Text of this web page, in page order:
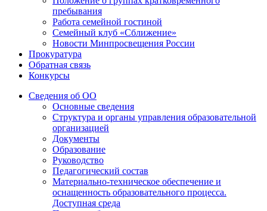
пребывания
Работа семейной гостиной
Семейный клуб «Сближение»
Новости Минпросвещения России
Прокуратура
Обратная связь
Конкурсы
Сведения об ОО
Основные сведения
Структура и органы управления образовательной
организацией
Документы
Образование
Руководство
Педагогический состав
Материально-техническое обеспечение и
оснащенность образовательного процесса.
Доступная среда